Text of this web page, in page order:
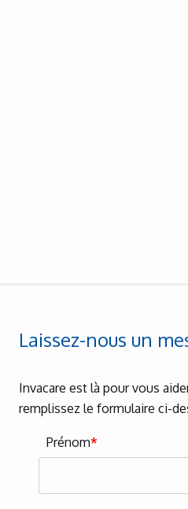
Laissez-nous un
Invacare est là pour vous
remplissez le formulaire ci-
Prénom*